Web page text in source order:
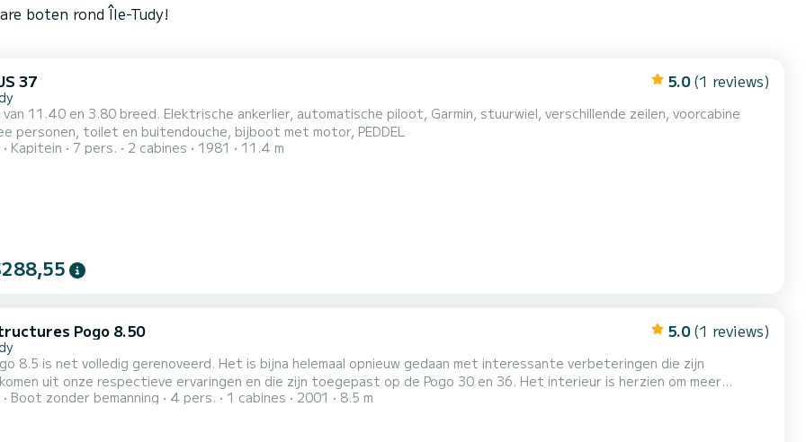
boten rond Île-Tudy!
37 5.0 (1 reviews)
11.40 en 3.80 breed. Elektrische ankerlier, automatische piloot, Garmin, stuurwiel, verschillende zeilen, voorcabine
personen, toilet en buitendouche, bijboot met motor, PEDDEL
Kapitein 7 pers. 2 cabines 1981 11.4 m
Pogo 8.50 5.0 (1 reviews)
8.5 is net volledig gerenoveerd. Het is bijna helemaal opnieuw gedaan met interessante verbeteringen die zijn
uit onze respectieve ervaringen en die zijn toegepast op de Pogo 30 en 36. Het interieur is herzien om meer
en comfort te bieden om te navigeren of te koken: koelbox, ontvochtiger, warm water. De elektriciteit,
Boot zonder bemanning 4 pers. 1 cabines 2001 8.5 m